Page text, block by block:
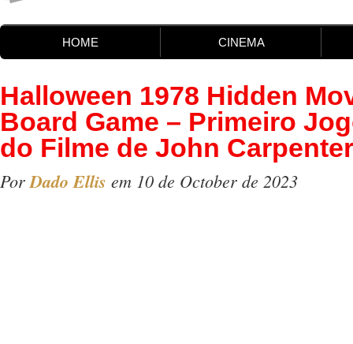
HOME CINEMA
Halloween 1978 Hidden
Board Game – Primeiro
do Filme de John Carpenter
PorDado Ellis em 10 de October de 2023